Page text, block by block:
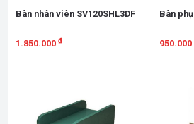
Bàn nhân viên SV120SHL3DF
1.850.000 ₫
Bàn
950.000